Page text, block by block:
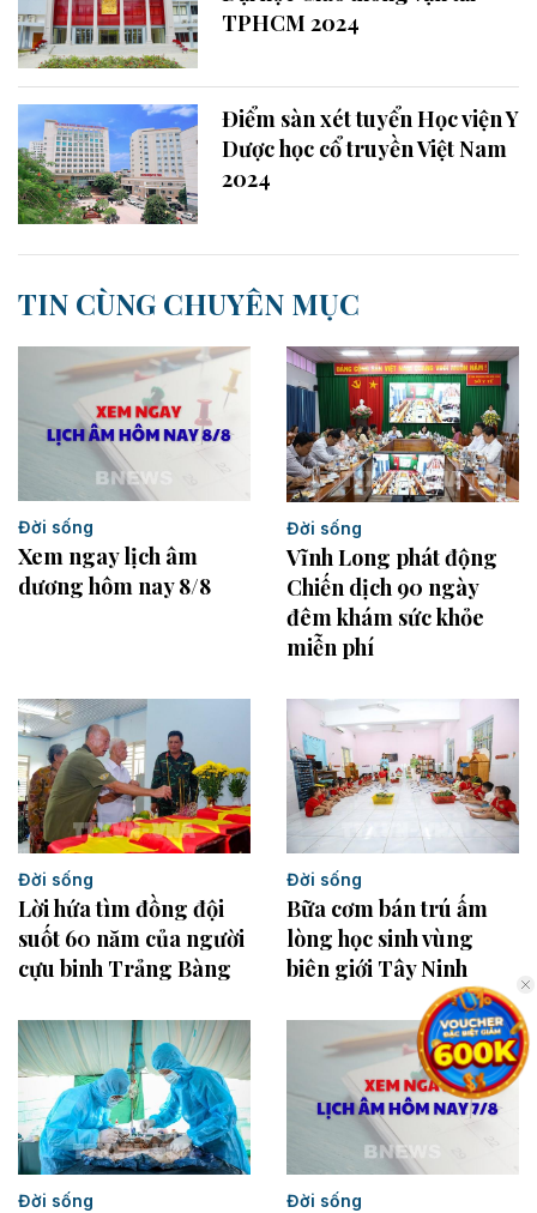
TPHCM 2024
Điểm sàn xét tuyển Học viện Y
Dược học cổ truyền Việt Nam
2024
TIN CÙNG CHUYÊN MỤC
Đời sống
Xem ngay lịch âm
dương hôm nay 8/8
Đời sống
Vĩnh Long phát động
Chiến dịch 90 ngày
đêm khám sức khỏe
miễn phí
Đời sống
Lời hứa tìm đồng đội
suốt 60 năm của người
cựu binh Trảng Bàng
Đời sống
Bữa cơm bán trú ấm
lòng học sinh vùng
biên giới Tây Ninh
Đời sống Đời sống